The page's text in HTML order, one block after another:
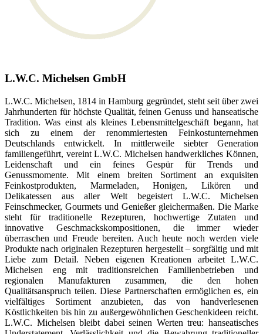
L.W.C. Michelsen GmbH
L.W.C. Michelsen, 1814 in Hamburg gegründet, steht seit über zwei
Jahrhunderten für höchste Qualität, feinen Genuss und hanseatische
Tradition. Was einst als kleines Lebensmittelgeschäft begann, hat
sich zu einem der renommiertesten Feinkostunternehmen
Deutschlands entwickelt. In mittlerweile siebter Generation
familiengeführt, vereint L.W.C. Michelsen handwerkliches Können,
Leidenschaft und ein feines Gespür für Trends und
Genussmomente. Mit einem breiten Sortiment an exquisiten
Feinkostprodukten, Marmeladen, Honigen, Likören und
Delikatessen aus aller Welt begeistert L.W.C. Michelsen
Feinschmecker, Gourmets und Genießer gleichermaßen. Die Marke
steht für traditionelle Rezepturen, hochwertige Zutaten und
innovative Geschmackskompositionen, die immer wieder
überraschen und Freude bereiten. Auch heute noch werden viele
Produkte nach originalen Rezepturen hergestellt – sorgfältig und mit
Liebe zum Detail. Neben eigenen Kreationen arbeitet L.W.C.
Michelsen eng mit traditionsreichen Familienbetrieben und
regionalen Manufakturen zusammen, die den hohen
Qualitätsanspruch teilen. Diese Partnerschaften ermöglichen es, ein
vielfältiges Sortiment anzubieten, das von handverlesenen
Köstlichkeiten bis hin zu außergewöhnlichen Geschenkideen reicht.
L.W.C. Michelsen bleibt dabei seinen Werten treu: hanseatisches